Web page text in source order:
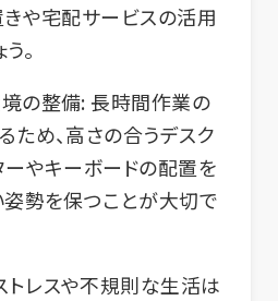
きや宅配サービスの活用
。
の整備:長時間作業の
ため、高さの合うデスク
ーやキーボードの配置を
姿勢を保つことが大切で
トレスや不規則な生活は